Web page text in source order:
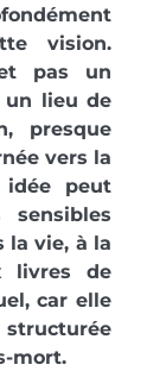
vision.
pas un
un lieu de
presque
vers la
idée peut
sensibles
la vie, à la
livres de
car elle
mort.